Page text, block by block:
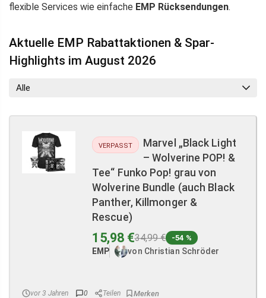
flexible Services wie einfache EMP Rücksendungen.
Aktuelle EMP Rabattaktionen & Spar-
Highlights im August 2026
Alle
VERPASST
Marvel „Black Light
– Wolverine POP! &
Tee“ Funko Pop! grau von
Wolverine Bundle (auch Black
Panther, Killmonger &
Rescue)
15,98 €34,99 € -54 %
EMP von Christian Schröder
vor 3 Jahren 0 Teilen